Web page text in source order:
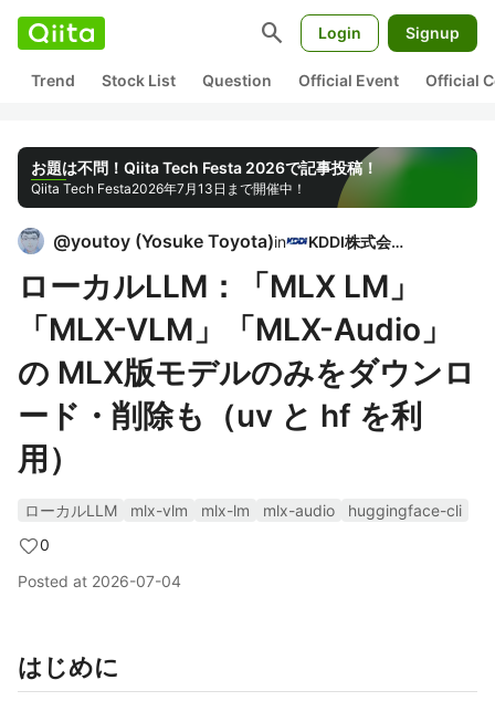
search Login Signup
Trend Stock List Question Official Event Official
お題は不問！Qiita Tech Festa 2026で記事投稿！
Qiita Tech Festa2026年7月13日まで開催中！
@youtoy (Yosuke Toyota)in KDDI株式会社
ローカルLLM：「MLX LM」
「MLX-VLM」「MLX-Audio」
の MLX版モデルのみをダウンロ
ード・削除も（uv と hf を利
用）
ローカルLLM mlx-vlm mlx-lm mlx-audio
huggingface-cli
0
Posted at 2026-07-04
はじめに